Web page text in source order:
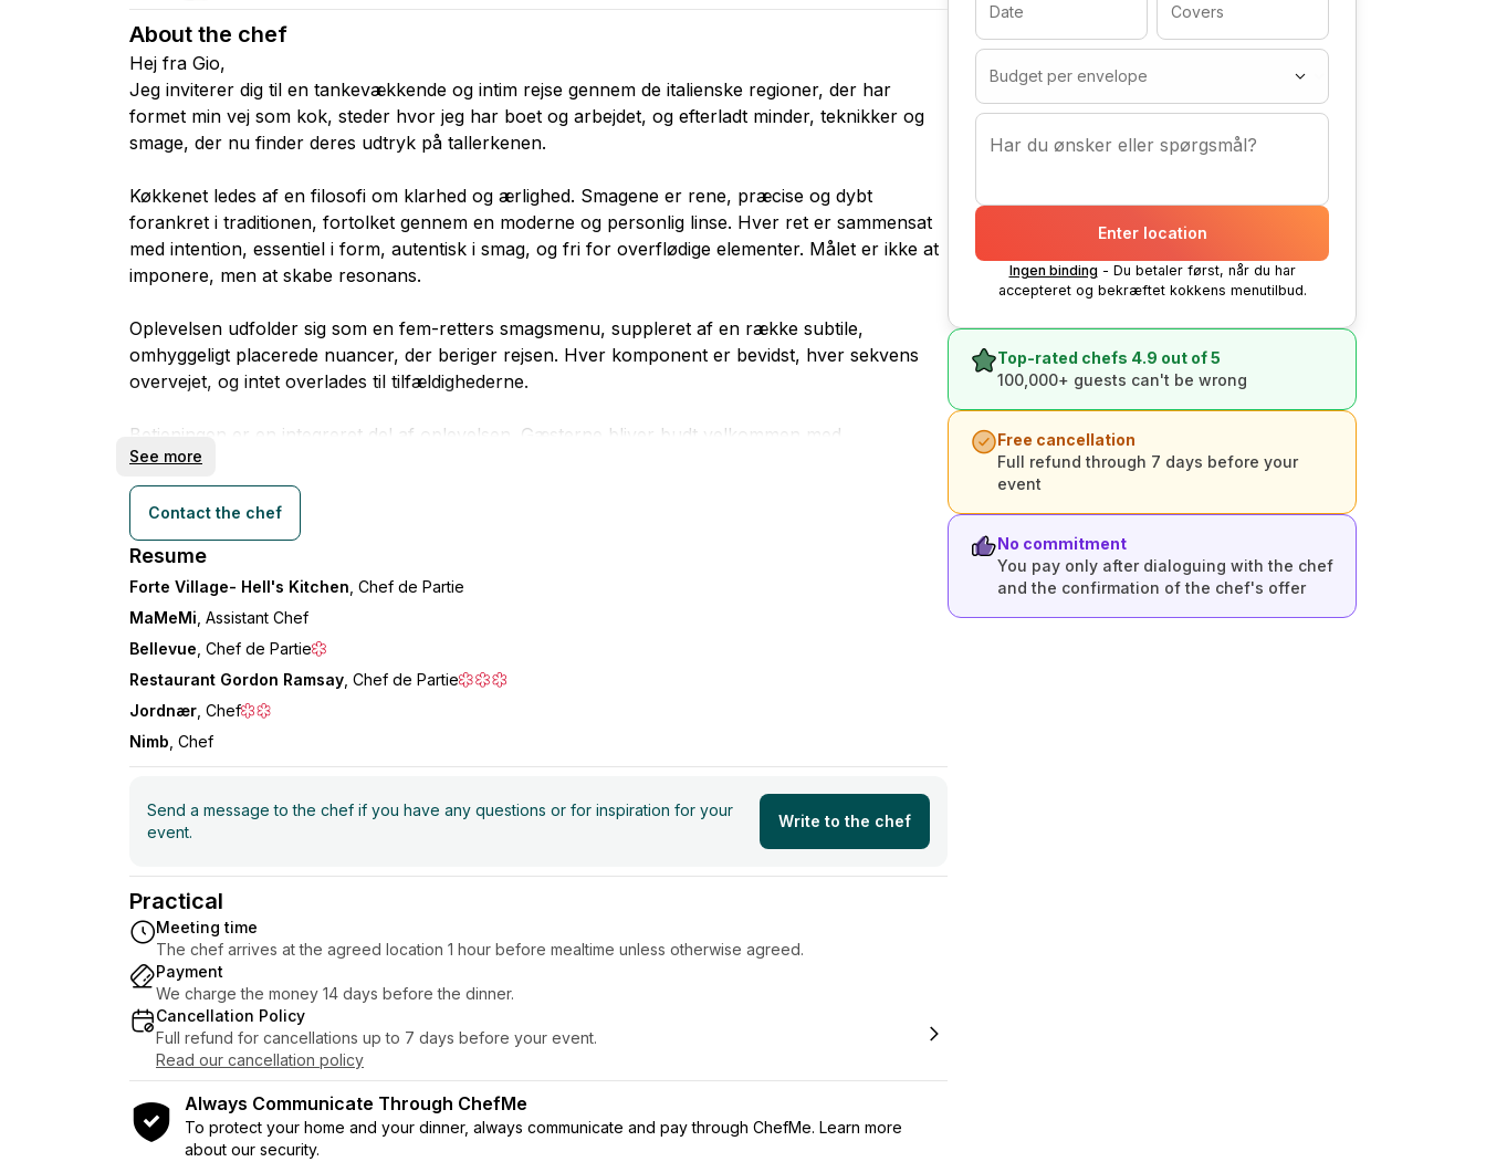
About the chef
Hej fra Gio,
Jeg inviterer dig til en tankevækkende og intim rejse gennem de italienske regioner, der har
formet min vej som kok, steder hvor jeg har boet og arbejdet, og efterladt minder, teknikker og
smage, der nu finder deres udtryk på tallerkenen.
Køkkenet ledes af en filosofi om klarhed og ærlighed. Smagene er rene, præcise og dybt
forankret i traditionen, fortolket gennem en moderne og personlig linse. Hver ret er sammensat
med intention, essentiel i form, autentisk i smag, og fri for overflødige elementer. Målet er ikke at
imponere, men at skabe resonans.
Oplevelsen udfolder sig som en fem-retters smagsmenu, suppleret af en række subtile,
omhyggeligt placerede nuancer, der beriger rejsen. Hver komponent er bevidst, hver sekvens
overvejet, og intet overlades til tilfældighederne.
Betjeningen er en integreret del af oplevelsen. Gæsterne bliver budt velkommen med
professionel cocktailsservice (efter anmodning), efterfulgt af opmærksom bordservice, der
leveres med naturlig elegance, varme og ægte passion. En dedikeret sommelier-service er
tilgængelig, der sikrer vejledning, historiefortælling og balance gennem hele måltidet.
For dem der ønsker det, kan en omhyggeligt udvalgt vinparring ledsage menuen, udvalgt til at
harmonere sømløst med hver ret.
Der tages stor omhu, ikke kun i hvad der præsenteres for gæsten, men også bag kulisserne:
køkkenet efterlades altid rent, organiseret og respektfuldt overfor rummet, hvilket afspejler den
samme disciplin og opmærksomhed, der kendetegner køkkenet selv.
Buon appetito.
See more
Contact the chef
Resume
Forte Village- Hell's Kitchen , Chef de Partie
MaMeMi , Assistant Chef
Bellevue , Chef de Partie
Restaurant Gordon Ramsay , Chef de Partie
Jordnær , Chef
Nimb , Chef
Send a message to the chef if you have any questions or for inspiration for your
event.
Write to the chef
Practical
Meeting time
The chef arrives at the agreed location 1 hour before mealtime unless otherwise agreed.
Payment
We charge the money 14 days before the dinner.
Cancellation Policy
Full refund for cancellations up to 7 days before your event.
Read our cancellation policy
Always Communicate Through ChefMe
To protect your home and your dinner, always communicate and pay through ChefMe. Learn more
about our security.
Date Covers
Budget per envelope
Har du ønsker eller spørgsmål?
Enter location
Ingen binding - Du betaler først, når du har
accepteret og bekræftet kokkens menutilbud.
Top-rated chefs 4.9 out of 5
100,000+ guests can't be wrong
Free cancellation
Full refund through 7 days before your
event
No commitment
You pay only after dialoguing with the chef
and the confirmation of the chef's offer